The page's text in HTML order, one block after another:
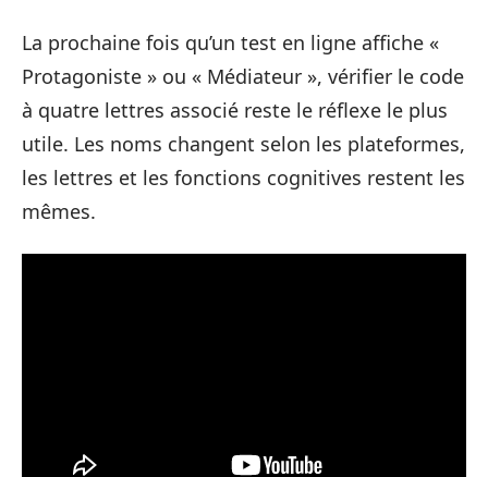
La prochaine fois qu’un test en ligne affiche «
Protagoniste » ou « Médiateur », vérifier le code
à quatre lettres associé reste le réflexe le plus
utile. Les noms changent selon les plateformes,
les lettres et les fonctions cognitives restent les
mêmes.